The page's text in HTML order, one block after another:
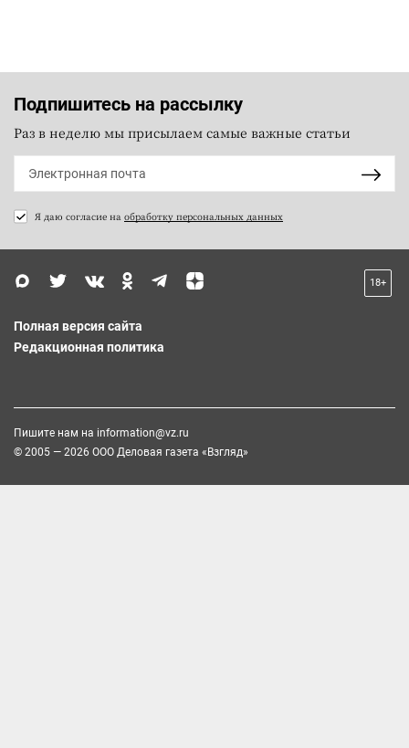
Подпишитесь на рассылку
Раз в неделю мы присылаем самые важные статьи
Я даю согласие на обработку персональных данных
18+
Полная версия сайта
Редакционная политика
Пишите нам на information@vz.ru
© 2005 — 2026 ООО Деловая газета «Взгляд»